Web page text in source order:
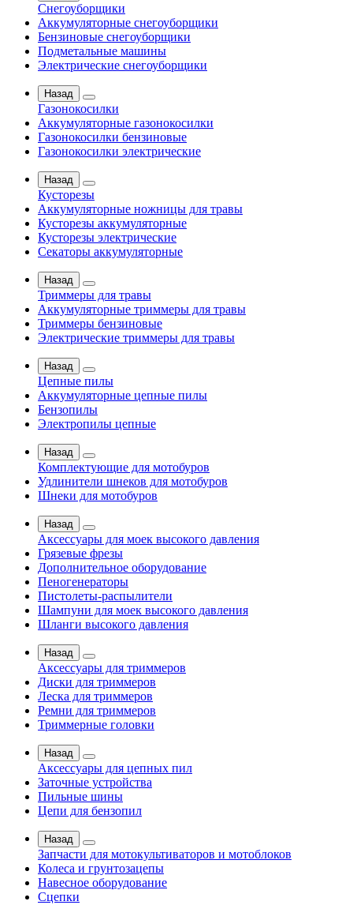
Снегоуборщики
Аккумуляторные снегоуборщики
Бензиновые снегоуборщики
Подметальные машины
Электрические снегоуборщики
Назад
Газонокосилки
Аккумуляторные газонокосилки
Газонокосилки бензиновые
Газонокосилки электрические
Назад
Кусторезы
Аккумуляторные ножницы для травы
Кусторезы аккумуляторные
Кусторезы электрические
Секаторы аккумуляторные
Назад
Триммеры для травы
Аккумуляторные триммеры для травы
Триммеры бензиновые
Электрические триммеры для травы
Назад
Цепные пилы
Аккумуляторные цепные пилы
Бензопилы
Электропилы цепные
Назад
Комплектующие для мотобуров
Удлинители шнеков для мотобуров
Шнеки для мотобуров
Назад
Аксессуары для моек высокого давления
Грязевые фрезы
Дополнительное оборудование
Пеногенераторы
Пистолеты-распылители
Шампуни для моек высокого давления
Шланги высокого давления
Назад
Аксессуары для триммеров
Диски для триммеров
Леска для триммеров
Ремни для триммеров
Триммерные головки
Назад
Аксессуары для цепных пил
Заточные устройства
Пильные шины
Цепи для бензопил
Назад
Запчасти для мотокультиваторов и мотоблоков
Колеса и грунтозацепы
Навесное оборудование
Сцепки